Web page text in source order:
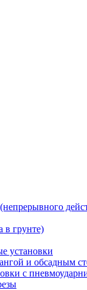
в грунте)
установки
и обсадным
с